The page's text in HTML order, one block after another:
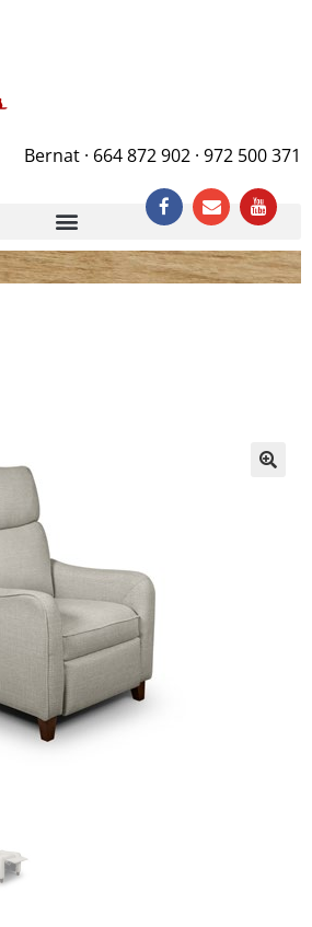
Bernat · 664 872 902 · 972 500 371